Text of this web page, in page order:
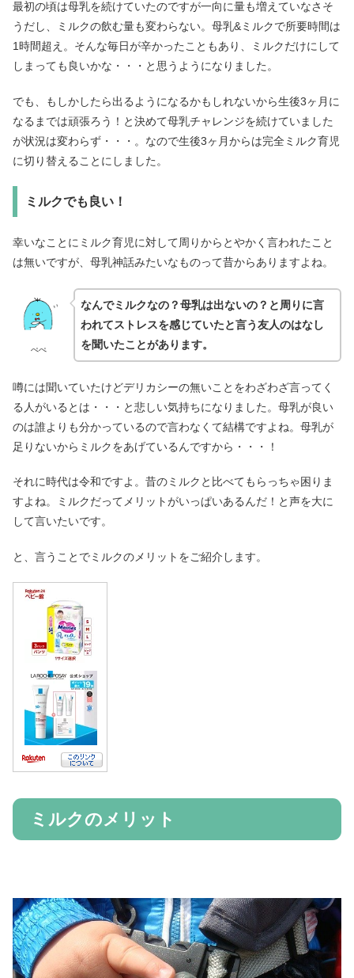
最初の頃は母乳を続けていたのですが一向に量も増えていなさそ
うだし、ミルクの飲む量も変わらない。母乳&ミルクで所要時間は
1時間超え。そんな毎日が辛かったこともあり、ミルクだけにして
しまっても良いかな・・・と思うようになりました。
でも、もしかしたら出るようになるかもしれないから生後3ヶ月に
なるまでは頑張ろう！と決めて母乳チャレンジを続けていました
が状況は変わらず・・・。なので生後3ヶ月からは完全ミルク育児
に切り替えることにしました。
ミルクでも良い！
幸いなことにミルク育児に対して周りからとやかく言われたこと
は無いですが、母乳神話みたいなものって昔からありますよね。
ぺぺ
なんでミルクなの？母乳は出ないの？と周りに言
われてストレスを感じていたと言う友人のはなし
を聞いたことがあります。
噂には聞いていたけどデリカシーの無いことをわざわざ言ってく
る人がいるとは・・・と悲しい気持ちになりました。母乳が良い
のは誰よりも分かっているので言わなくて結構ですよね。母乳が
足りないからミルクをあげているんですから・・・！
それに時代は令和ですよ。昔のミルクと比べてもらっちゃ困りま
すよね。ミルクだってメリットがいっぱいあるんだ！と声を大に
して言いたいです。
と、言うことでミルクのメリットをご紹介します。
ミルクのメリット